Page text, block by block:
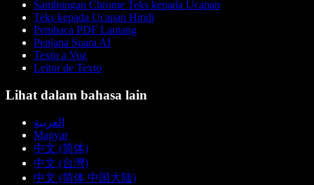
Sambungan Chrome Teks kepada Ucapan
Teks kepada Ucapan Hindi
Pembaca PDF Lantang
Penjana Suara AI
Texto a Voz
Leitor de Texto
Lihat dalam bahasa lain
العربية
Magyar
中文 (简体)
中文 (台灣)
中文 (简体 中国大陆)